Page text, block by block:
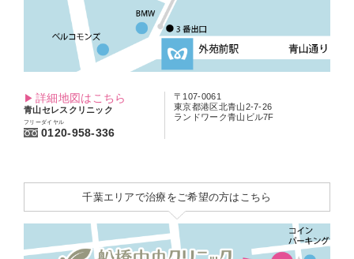
詳細地図はこちら
青山セレスクリニック
フリーダイヤル
0120-958-336
〒107-0061
東京都港区北青山2-7-26
ランドワーク青山ビル7F
千葉エリアで治療をご希望の方はこちら